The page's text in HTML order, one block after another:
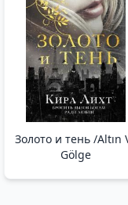
Золото и тень /Altın Ve
Gölge